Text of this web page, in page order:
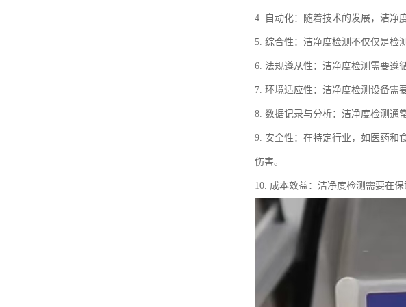
4. 自动化：随着技术的发展，洁净
5. 综合性：洁净度检测不仅仅是检
6. 法规遵从性：洁净度检测需要遵
7. 环境适应性：洁净度检测设备需
8. 数据记录与分析：洁净度检测通
9. 安全性：在特定行业，如医药和
伤害。
10. 成本效益：洁净度检测需要在